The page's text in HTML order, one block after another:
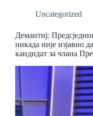
Uncategorized
Демантиј:
никада није изјавио
кандидат за члана